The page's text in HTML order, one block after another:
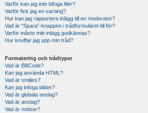
Varför kan jag inte bifoga filer?
Varför fick jag en varning?
Hur kan jag rapportera inlägg till en moderator?
Vad är “Spara”-knappen i trådformuläret till för?
Varför måste mitt inlägg godkännas?
Hur knuffar jag upp min tråd?
Formatering och trådtyper
Vad är BBCode?
Kan jag använda HTML?
Vad är smilies?
Kan jag infoga bilder?
Vad är globala anslag?
Vad är anslag?
Vad är notiser?